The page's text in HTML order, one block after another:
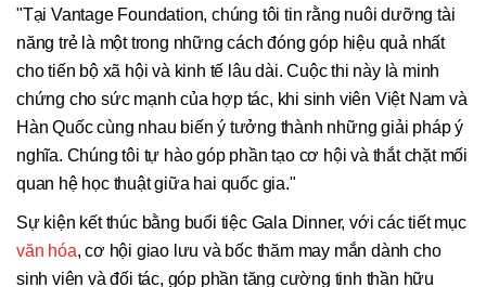
"Tại Vantage Foundation, chúng tôi tin rằng nuôi dưỡng tài
năng trẻ là một trong những cách đóng góp hiệu quả nhất
cho tiến bộ xã hội và kinh tế lâu dài. Cuộc thi này là minh
chứng cho sức mạnh của hợp tác, khi sinh viên Việt Nam và
Hàn Quốc cùng nhau biến ý tưởng thành những giải pháp ý
nghĩa. Chúng tôi tự hào góp phần tạo cơ hội và thắt chặt mối
quan hệ học thuật giữa hai quốc gia."
Sự kiện kết thúc bằng buổi tiệc Gala Dinner, với các tiết mục
văn hóa, cơ hội giao lưu và bốc thăm may mắn dành cho
sinh viên và đối tác, góp phần tăng cường tinh thần hữu